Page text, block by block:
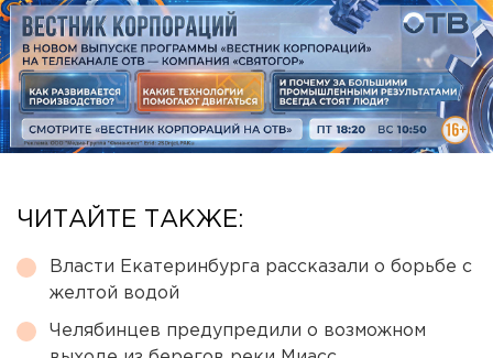
ЧИТАЙТЕ ТАКЖЕ:
Власти Екатеринбурга рассказали о борьбе с
желтой водой
Челябинцев предупредили о возможном